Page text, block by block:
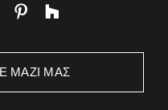
ΜΑΖΊ ΜΑΣ